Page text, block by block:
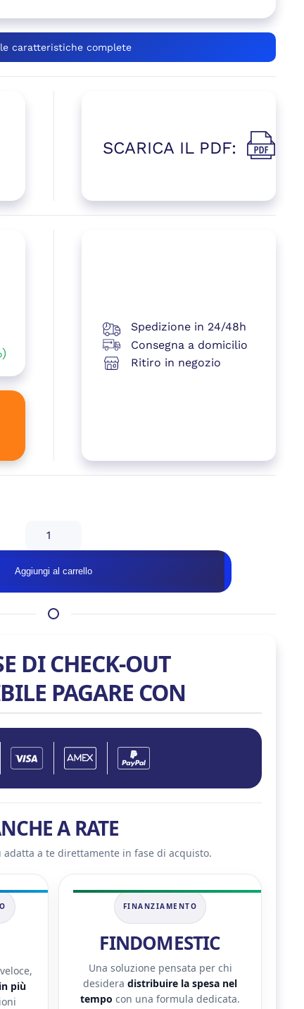
caratteristiche complete
SCARICA IL PDF:
(si apre
€.
Spedizione in 24/48h
Consegna a domicilio
Ritiro in negozio
WHITE
–
RTX
Aggiungi al carrello
DI CHECK-OUT
PAGARE CON
A RATE
adatta a te direttamente in fase di acquisto.
più
FINANZIAMENTO
FINDOMESTIC
Una soluzione pensata per chi
desidera distribuire la spesa nel
tempo con una formula dedicata.